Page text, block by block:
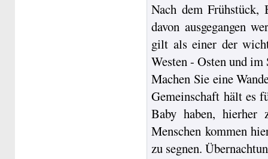
Nach dem Frühstück,
davon ausgegangen
gilt als einer der
Westen - Osten und im
Machen Sie eine
Gemeinschaft hält es
Baby haben,
Menschen kommen
zu segnen.